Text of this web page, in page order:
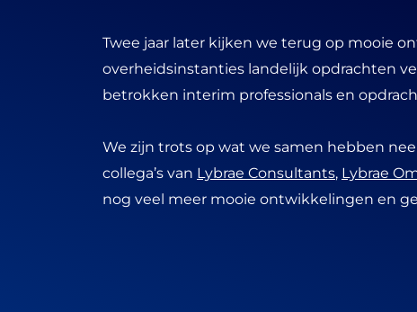
Twee jaar later kijken we terug op mooie
overheidsinstanties landelijk opdrachten
betrokken interim professionals en
We zijn trots op wat we samen hebben
collega’s van Lybrae Consultants, Lybrae
nog veel meer mooie ontwikkelingen en